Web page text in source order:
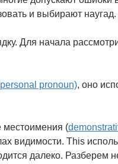
и выбирают наугад.
Для начала
personal pronoun), оно
местоимения (
видимости. This
далеко. Разберем